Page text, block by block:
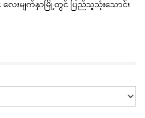
ေးမျက်နှာမြို့တွင် ပြည်သူသုံးသောင်း